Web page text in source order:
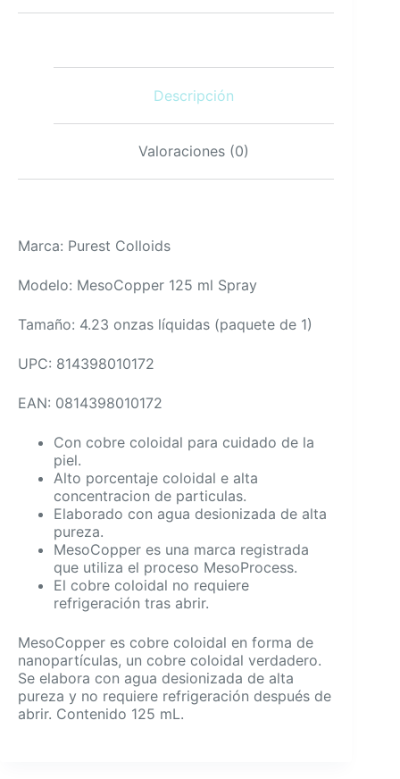
Piel
Descripción
Valoraciones (0)
Marca: Purest Colloids
Modelo: MesoCopper 125 ml Spray
Tamaño: 4.23 onzas líquidas (paquete de 1)
UPC: 814398010172
EAN: 0814398010172
Con cobre coloidal para cuidado de la
piel.
Alto porcentaje coloidal e alta
concentracion de particulas.
Elaborado con agua desionizada de alta
pureza.
MesoCopper es una marca registrada
que utiliza el proceso MesoProcess.
El cobre coloidal no requiere
refrigeración tras abrir.
MesoCopper es cobre coloidal en forma de
nanopartículas, un cobre coloidal verdadero.
Se elabora con agua desionizada de alta
pureza y no requiere refrigeración después de
abrir. Contenido 125 mL.